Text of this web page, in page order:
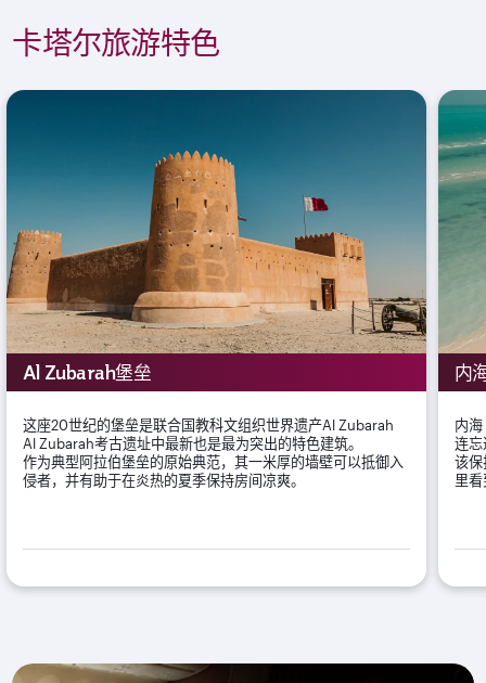
卡塔尔旅游特色
Al Zubarah堡垒
这座20世纪的堡垒是联合国教科文组织世界遗产Al Zubarah
Al Zubarah考古遗址中最新也是最为突出的特色建筑。
作为典型阿拉伯堡垒的原始典范，其一米厚的墙壁可以抵御入
侵者，并有助于在炎热的夏季保持房间凉爽。
内
内
连忘
该保
里